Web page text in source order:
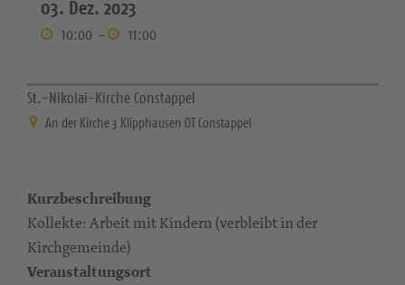
03. Dez. 2023
10:00 - 11:00
St.-Nikolai-Kirche Constappel
An der Kirche 3 Klipphausen OT Constappel
Kurzbeschreibung
Kollekte: Arbeit mit Kindern (verbleibt in der
Kirchgemeinde)
Veranstaltungsort